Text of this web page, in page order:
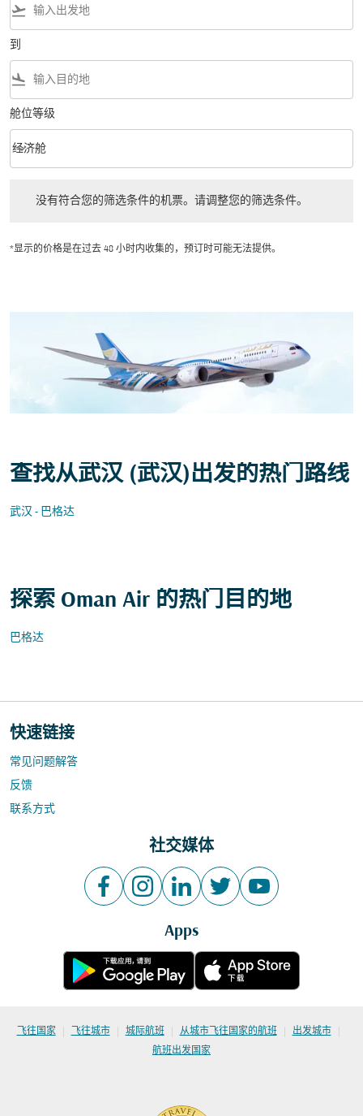
flight_takeoff
到
flight_land
舱位等级
舱位等级 option 经济舱 Selected
经济舱
keyboard_arrow_down
没有符合您的筛选条件的机票。请调整您的筛选条件。
*显示的价格是在过去 48 小时内收集的，预订时可能无法提供。
查找从武汉 (武汉)出发的热门路线
武汉 - 巴格达
探索 Oman Air 的热门目的地
巴格达
快速链接
常见问题解答
反馈
联系方式
社交媒体
Apps
飞往国家 | 飞往城市 | 城际航班 | 从城市飞往国家的航班 | 出发城市 |
航班出发国家